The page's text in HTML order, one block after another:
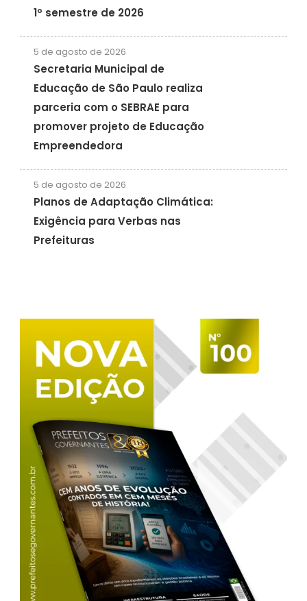
1º semestre de 2026
5 de agosto de 2026
Secretaria Municipal de
Educação de São Paulo realiza
parceria com o SEBRAE para
promover projeto de Educação
Empreendedora
5 de agosto de 2026
Planos de Adaptação Climática:
Exigência para Verbas nas
Prefeituras